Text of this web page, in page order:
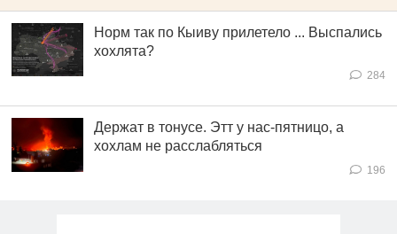
Норм так по Кыиву прилетело ... Выспались
хохлята?
284
Держат в тонусе. Этт у нас-пятницо, а
хохлам не расслабляться
196